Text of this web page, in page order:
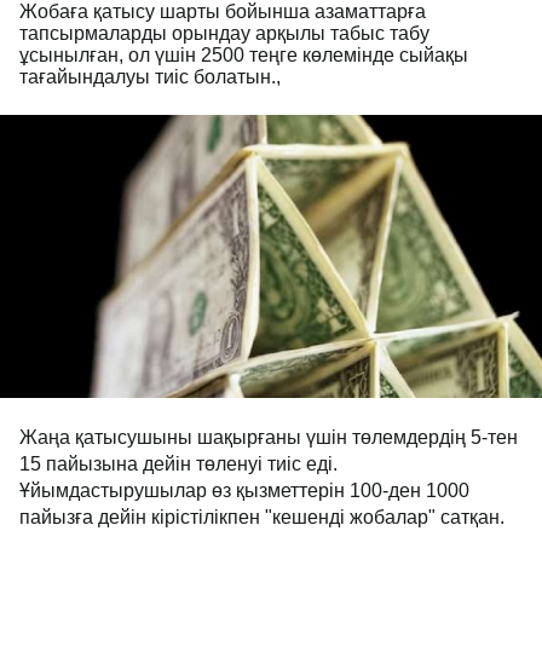
Жобаға қатысу шарты бойынша азаматтарға
тапсырмаларды орындау арқылы табыс табу
ұсынылған, ол үшін 2500 теңге көлемінде сыйақы
тағайындалуы тиіс болатын.,
Жаңа қатысушыны шақырғаны үшін төлемдердің 5-тен
15 пайызына дейін төленуі тиіс еді.
Ұйымдастырушылар өз қызметтерін 100-ден 1000
пайызға дейін кірістілікпен "кешенді жобалар" сатқан.